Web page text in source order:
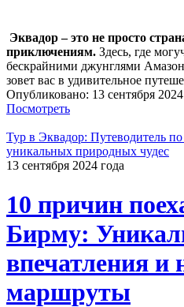
Эквадор – это не просто
приключениям. Здесь, где
бескрайними джунглями
зовет вас в удивительное
Опубликовано: 13 сентября 2024
Посмотреть
Тур в Эквадор: Путеводитель по
уникальных природных чудес
13 сентября 2024 года
10 причин
Бирму:
впечатления и
маршруты